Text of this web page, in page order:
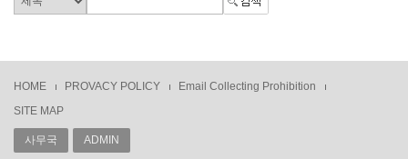
HOME PROVACY POLICY
Email Collecting Prohibition
SITE MAP
사무국 ADMIN